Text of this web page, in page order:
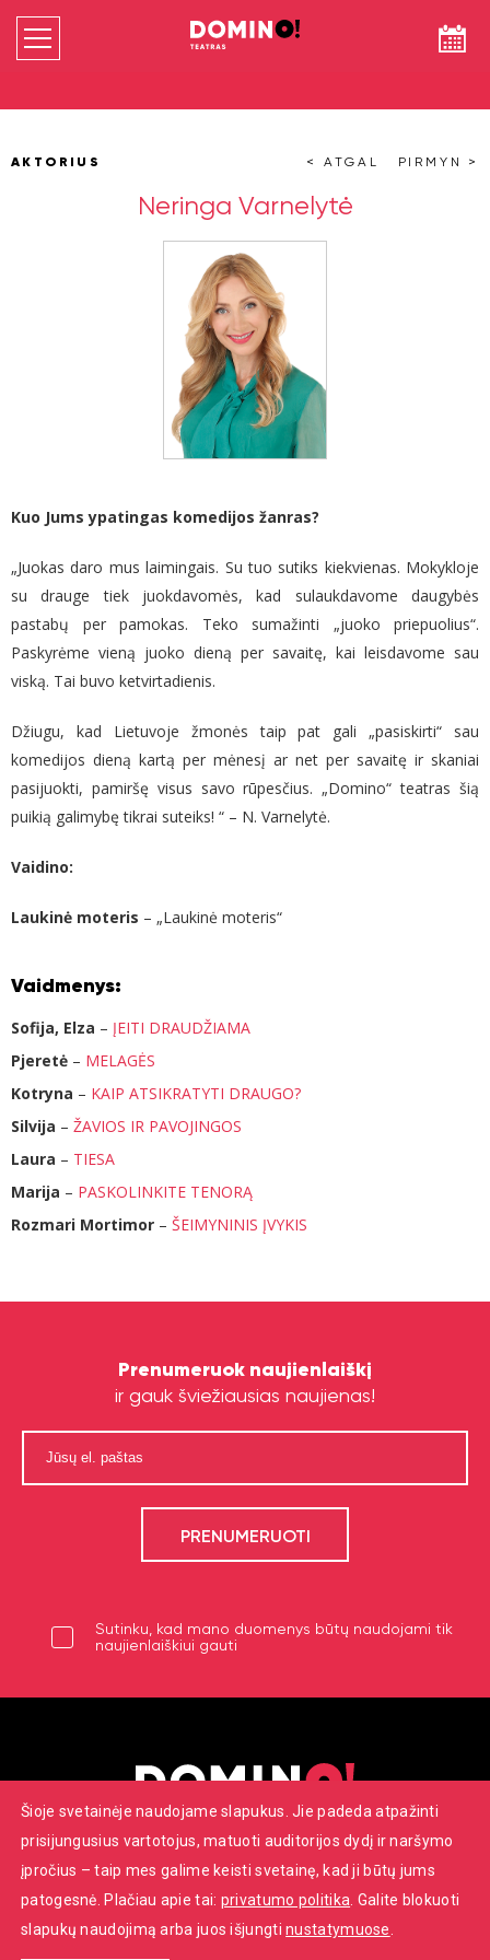
AKTORIUS < ATGAL PIRMYN >
Neringa Varnelytė
Kuo Jums ypatingas komedijos žanras?
„Juokas daro mus laimingais. Su tuo sutiks kiekvienas. Mokykloje
su drauge tiek juokdavomės, kad sulaukdavome daugybės
pastabų per pamokas. Teko sumažinti „juoko priepuolius“.
Paskyrėme vieną juoko dieną per savaitę, kai leisdavome sau
viską. Tai buvo ketvirtadienis.
Džiugu, kad Lietuvoje žmonės taip pat gali „pasiskirti“ sau
komedijos dieną kartą per mėnesį ar net per savaitę ir skaniai
pasijuokti, pamiršę visus savo rūpesčius. „Domino“ teatras šią
puikią galimybę tikrai suteiks! “ – N. Varnelytė.
Vaidino:
Laukinė moteris – „Laukinė moteris“
Vaidmenys:
Sofija, Elza – ĮEITI DRAUDŽIAMA
Pjeretė – MELAGĖS
Kotryna – KAIP ATSIKRATYTI DRAUGO?
Silvija – ŽAVIOS IR PAVOJINGOS
Laura – TIESA
Marija – PASKOLINKITE TENORĄ
Rozmari Mortimor – ŠEIMYNINIS ĮVYKIS
Prenumeruok naujienlaiškį
ir gauk šviežiausias naujienas!
Sutinku, kad mano duomenys būtų naudojami tik
naujienlaiškiui gauti
+370 652 22086
info@dominoteatras.lt
© 2026 ‚‚Domino‘‘ teatras. Visos teisės saugomos.
Šioje svetainėje naudojame slapukus. Jie padeda atpažinti
prisijungusius vartotojus, matuoti auditorijos dydį ir naršymo
įpročius – taip mes galime keisti svetainę, kad ji būtų jums
patogesnė. Plačiau apie tai: privatumo politika . Galite blokuoti
slapukų naudojimą arba juos išjungtinustatymuose